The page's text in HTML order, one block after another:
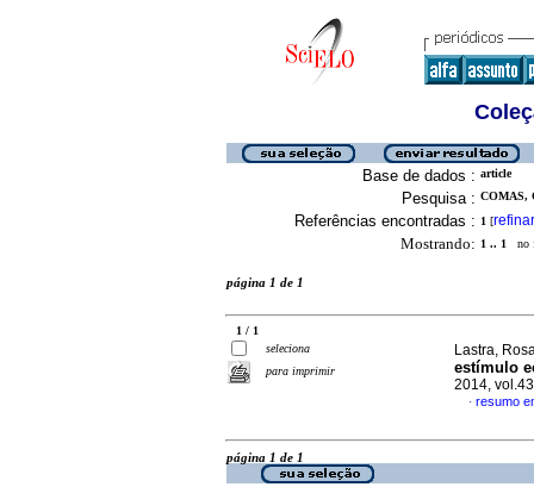
Base de dados : article
Pesquisa : COMAS,
Referências encontradas : 1 [refinar
Mostrando: 1 .. 1 no
página 1 de 1
1 / 1
seleciona
para imprimir
Lastra,
estímulo
2014,
· resumo
página 1 de 1